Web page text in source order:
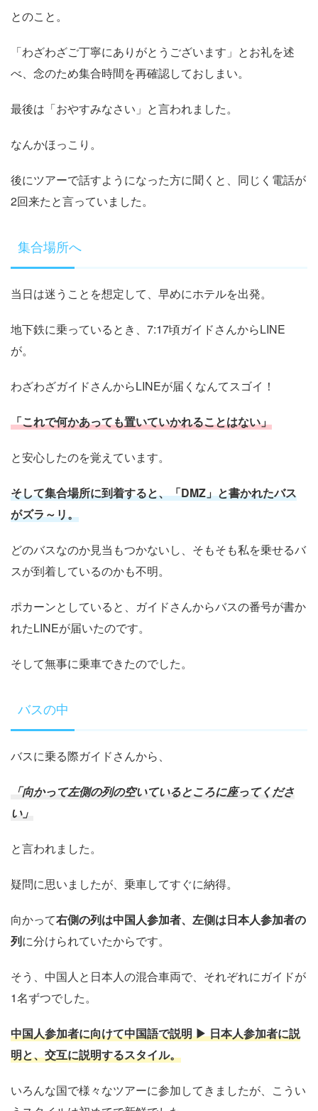
とのこと。
「わざわざご丁寧にありがとうございます」とお礼を述
べ、念のため集合時間を再確認しておしまい。
最後は「おやすみなさい」と言われました。
なんかほっこり。
後にツアーで話すようになった方に聞くと、同じく電話が
2回来たと言っていました。
集合場所へ
当日は迷うことを想定して、早めにホテルを出発。
地下鉄に乗っているとき、7:17頃ガイドさんからLINE
が。
わざわざガイドさんからLINEが届くなんてスゴイ！
「これで何かあっても置いていかれることはない」
と安心したのを覚えています。
そして集合場所に到着すると、「DMZ」と書かれたバス
がズラ～リ。
どのバスなのか見当もつかないし、そもそも私を乗せるバ
スが到着しているのかも不明。
ポカーンとしていると、ガイドさんからバスの番号が書か
れたLINEが届いたのです。
そして無事に乗車できたのでした。
バスの中
バスに乗る際ガイドさんから、
「向かって左側の列の空いているところに座ってくださ
い」
と言われました。
疑問に思いましたが、乗車してすぐに納得。
向かって右側の列は中国人参加者、左側は日本人参加者の
列に分けられていたからです。
そう、中国人と日本人の混合車両で、それぞれにガイドが
1名ずつでした。
中国人参加者に向けて中国語で説明 ▶ 日本人参加者に説
明と、交互に説明するスタイル。
いろんな国で様々なツアーに参加してきましたが、こうい